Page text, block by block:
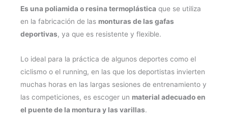
Es una poliamida o resina termoplástica que se utiliza
en la fabricación de las monturas de las gafas
deportivas, ya que es resistente y flexible.
Lo ideal para la práctica de algunos deportes como el
ciclismo o el running, en las que los deportistas invierten
muchas horas en las largas sesiones de entrenamiento y
las competiciones, es escoger un material adecuado en
el puente de la montura y las varillas.